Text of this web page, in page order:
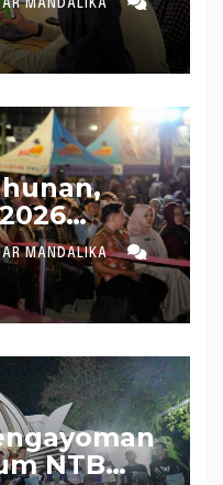
MANDALIKA
MANDALIKA
NTB